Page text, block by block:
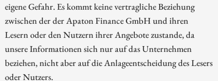
eigene Gefahr. Es kommt keine vertragliche Beziehung
zwischen der der Apaton Finance GmbH und ihren
Lesern oder den Nutzern ihrer Angebote zustande, da
unsere Informationen sich nur auf das Unternehmen
beziehen, nicht aber auf die Anlageentscheidung des Lesers
oder Nutzers.